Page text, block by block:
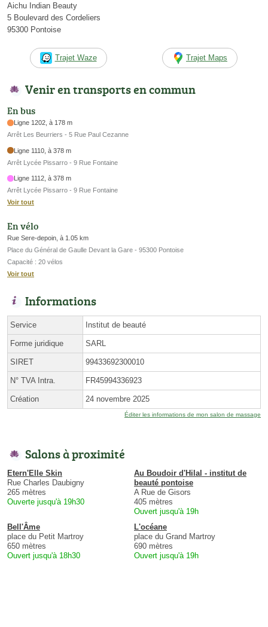
Aichu Indian Beauty
5 Boulevard des Cordeliers
95300 Pontoise
Trajet Waze Trajet Maps
Venir en transports en commun
En bus
Ligne 1202, à 178 m
Arrêt Les Beurriers - 5 Rue Paul Cezanne
Ligne 1110, à 378 m
Arrêt Lycée Pissarro - 9 Rue Fontaine
Ligne 1112, à 378 m
Arrêt Lycée Pissarro - 9 Rue Fontaine
Voir tout
En vélo
Rue Sere-depoin, à 1.05 km
Place du Général de Gaulle Devant la Gare - 95300 Pontoise
Capacité : 20 vélos
Voir tout
Informations
Service Institut de beauté
Forme juridique SARL
SIRET 99433692300010
N° TVA Intra. FR45994336923
Création 24 novembre 2025
Éditer les informations de mon salon de massage
Salons à proximité
Etern'Elle Skin
Rue Charles Daubigny
265 mètres
Ouverte jusqu'à 19h30
Au Boudoir d'Hilal - institut de
beauté pontoise
A Rue de Gisors
405 mètres
Ouvert jusqu'à 19h
Bell'Âme
place du Petit Martroy
650 mètres
Ouvert jusqu'à 18h30
L'océane
place du Grand Martroy
690 mètres
Ouvert jusqu'à 19h